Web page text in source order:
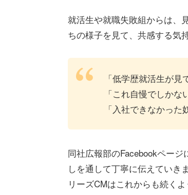
就活生や就職失敗組からは、
ちの様子を見て、共感する気
「低学歴就活生が
「これ自慢でしかな
「入社できなかった
同社広報部のFacebookペー
しを通して丁寧に伝えていき
リーズCMはこれからも続くよ